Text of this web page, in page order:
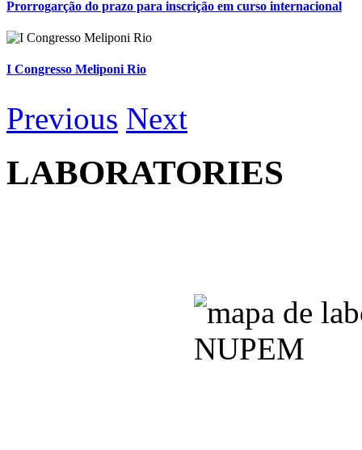
Prorrogarção do prazo para inscrição em curso internacional
I Congresso Meliponi Rio
Previous Next
LABORATORIES